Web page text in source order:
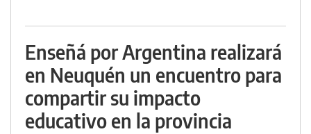
Enseñá por Argentina realizará
en Neuquén un encuentro para
compartir su impacto
educativo en la provincia